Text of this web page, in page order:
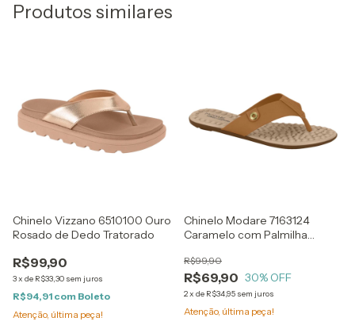
Produtos similares
Chinelo Vizzano 6510100 Ouro
Rosado de Dedo Tratorado
R$99,90
3x de R$33,30 sem juros
R$94,91 com Boleto
Atenção, última peça!
Chinelo Modare 7163124
Caramelo com Palmilha
R$69,90
R$99,90
30% OFF
2x de R$34,95 sem juros
Atenção, última peça!